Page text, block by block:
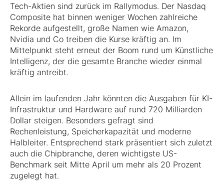
Tech-Aktien sind zurück im Rallymodus. Der Nasdaq
Composite hat binnen weniger Wochen zahlreiche
Rekorde aufgestellt, große Namen wie Amazon,
Nvidia und Co treiben die Kurse kräftig an. Im
Mittelpunkt steht erneut der Boom rund um Künstliche
Intelligenz, der die gesamte Branche wieder einmal
kräftig antreibt.
Allein im laufenden Jahr könnten die Ausgaben für KI-
Infrastruktur und Hardware auf rund 720 Milliarden
Dollar steigen. Besonders gefragt sind
Rechenleistung, Speicherkapazität und moderne
Halbleiter. Entsprechend stark präsentiert sich zuletzt
auch die Chipbranche, deren wichtigste US-
Benchmark seit Mitte April um mehr als 20 Prozent
zugelegt hat.